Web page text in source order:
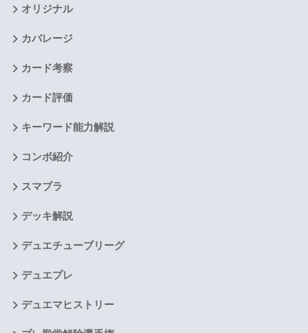
オリジナル
カバレージ
カード考察
カード評価
キーワード能力解説
コンボ紹介
スマブラ
デッキ解説
デュエチューブリーグ
デュエプレ
デュエマヒストリー